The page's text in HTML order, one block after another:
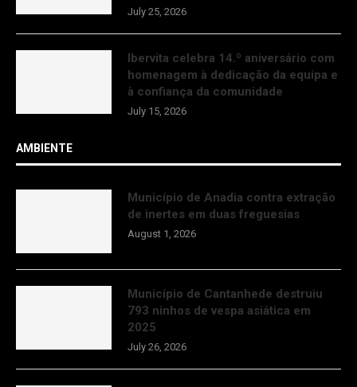
July 25, 2026
Ibervita celebra 14.º aniversário com
homenagem à dedicação da equipa e
à confiança da comunidade
July 15, 2026
AMBIENTE
Município de Anadia contra extração
de inertes em duas freguesias
August 1, 2026
Município de Cantanhede destruiu
793 ninhos de vespa asiática em
2025
July 26, 2026